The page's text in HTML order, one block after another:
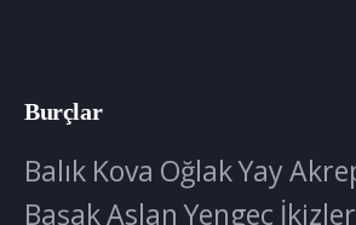
Burçlar
Balık Kova OğlakYay
BaşakAslan Yengeç İkizler